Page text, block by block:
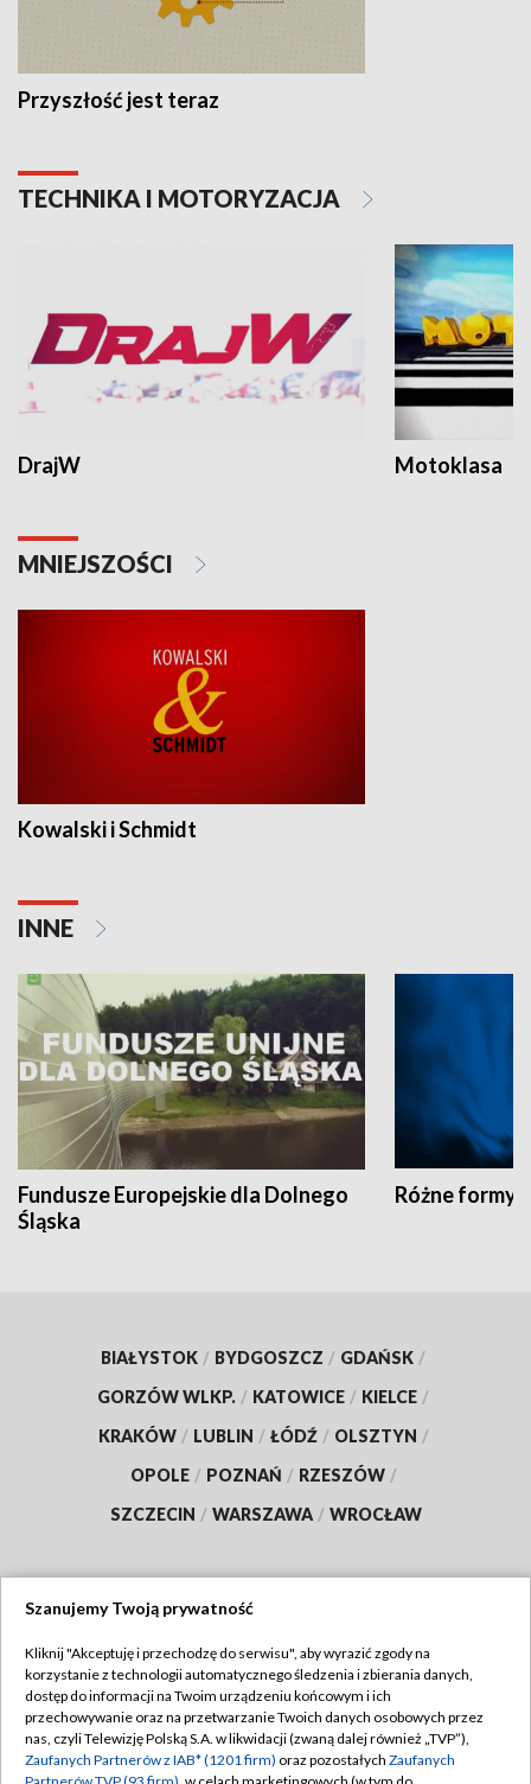
Przyszłość jest teraz
TECHNIKA I MOTORYZACJA
DrajW Motoklasa
MNIEJSZOŚCI
Kowalski i Schmidt
INNE
Fundusze Europejskie dla Dolnego
Śląska
Różne formy
BIAŁYSTOK / BYDGOSZCZ / GDAŃSK /
GORZÓW WLKP. / KATOWICE / KIELCE /
KRAKÓW / LUBLIN / ŁÓDŹ / OLSZTYN /
OPOLE / POZNAŃ / RZESZÓW /
SZCZECIN / WARSZAWA / WROCŁAW
TVP
Abonament TVP
Emisja w TVP
Regulamin TVP
Polityka prywatności
Szanujemy Twoją prywatność
Kliknij "Akceptuję i przechodzę do serwisu", aby wyrazić zgody na
korzystanie z technologii automatycznego śledzenia i zbierania danych,
dostęp do informacji na Twoim urządzeniu końcowym i ich
przechowywanie oraz na przetwarzanie Twoich danych osobowych przez
nas, czyli Telewizję Polską S.A. w likwidacji (zwaną dalej również „TVP”),
Zaufanych Partnerów z IAB* (1201 firm) oraz pozostałych Zaufanych